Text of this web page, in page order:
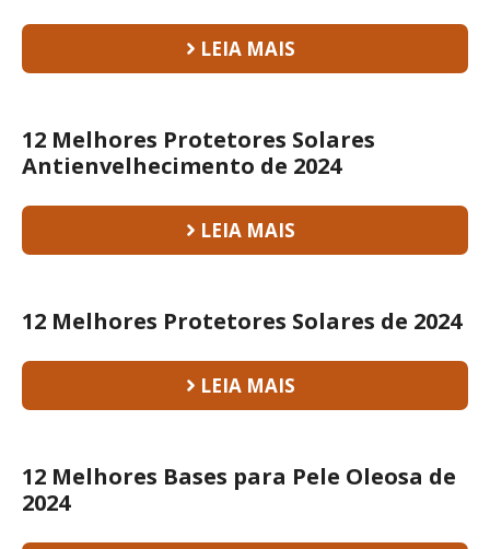
LEIA MAIS
12 Melhores Protetores Solares
Antienvelhecimento de 2024
LEIA MAIS
12 Melhores Protetores Solares de 2024
LEIA MAIS
12 Melhores Bases para Pele Oleosa de
2024